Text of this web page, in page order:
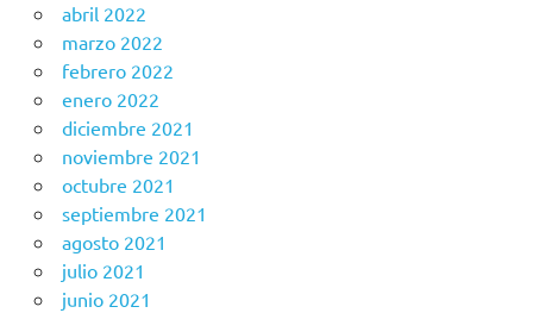
abril 2022
marzo 2022
febrero 2022
enero 2022
diciembre 2021
noviembre 2021
octubre 2021
septiembre 2021
agosto 2021
julio 2021
junio 2021